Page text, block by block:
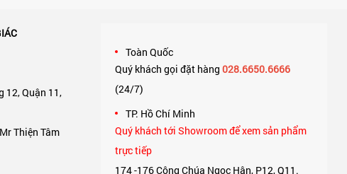
12, Quận 11,
Thiện Tâm
Toàn Quốc
Quý khách gọi đặt hàng028.6650.6666
(24/7)
TP. Hồ Chí Minh
Quý khách tới Showroom để xem sản phẩm
trực tiếp
174 -176 Công Chúa Ngọc Hân, P12, Q11.